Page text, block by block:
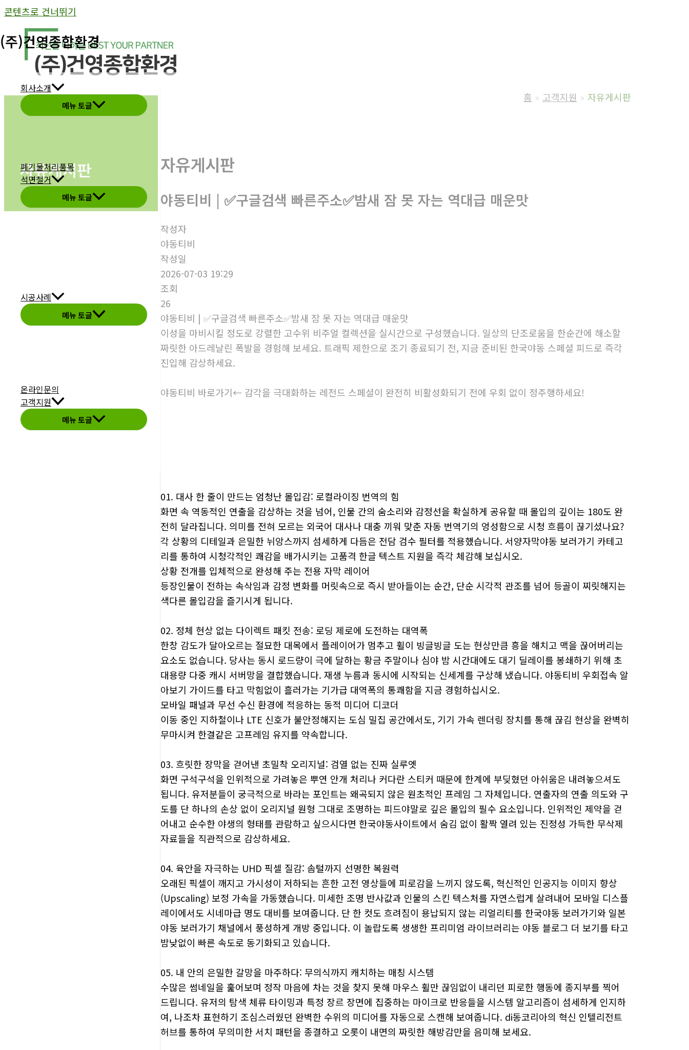
콘텐츠로 건너뛰기
(주)건영종합환경
회사소개
메뉴 토글
폐기물처리품목
석면철거
메뉴 토글
시공사례
메뉴 토글
온라인문의
고객지원
메뉴 토글
자유게시판
홈 고객지원 자유게시판
자유게시판
야동티비 | ✅구글검색 빠른주소✅밤새 잠 못 자는 역대급 매운맛
작성자
야동티비
작성일
2026-07-03 19:29
조회
26
야동티비 | ✅구글검색 빠른주소✅밤새 잠 못 자는 역대급 매운맛
이성을 마비시킬 정도로 강렬한 고수위 비주얼 컬렉션을 실시간으로 구성했습니다. 일상의 단조로움을 한순간에 해소할
짜릿한 아드레날린 폭발을 경험해 보세요. 트래픽 제한으로 조기 종료되기 전, 지금 준비된 한국야동 스페셜 피드로 즉각
진입해 감상하세요.
야동티비 바로가기← 감각을 극대화하는 레전드 스페셜이 완전히 비활성화되기 전에 우회 없이 정주행하세요!
01. 대사 한 줄이 만드는 엄청난 몰입감: 로컬라이징 번역의 힘
화면 속 역동적인 연출을 감상하는 것을 넘어, 인물 간의 숨소리와 감정선을 확실하게 공유할 때 몰입의 깊이는 180도 완
전히 달라집니다. 의미를 전혀 모르는 외국어 대사나 대충 끼워 맞춘 자동 번역기의 엉성함으로 시청 흐름이 끊기셨나요?
각 상황의 디테일과 은밀한 뉘앙스까지 섬세하게 다듬은 전담 검수 필터를 적용했습니다. 서양자막야동 보러가기 카테고
리를 통하여 시청각적인 쾌감을 배가시키는 고품격 한글 텍스트 지원을 즉각 체감해 보십시오.
상황 전개를 입체적으로 완성해 주는 전용 자막 레이어
등장인물이 전하는 속삭임과 감정 변화를 머릿속으로 즉시 받아들이는 순간, 단순 시각적 관조를 넘어 등골이 찌릿해지는
색다른 몰입감을 즐기시게 됩니다.
02. 정체 현상 없는 다이렉트 패킷 전송: 로딩 제로에 도전하는 대역폭
한창 감도가 달아오르는 절묘한 대목에서 플레이어가 멈추고 휠이 빙글빙글 도는 현상만큼 흥을 해치고 맥을 끊어버리는
요소도 없습니다. 당사는 동시 로드량이 극에 달하는 황금 주말이나 심야 밤 시간대에도 대기 딜레이를 봉쇄하기 위해 초
대용량 다중 캐시 서버망을 결합했습니다. 재생 누름과 동시에 시작되는 신세계를 구상해 냈습니다. 야동티비 우회접속 알
아보기 가이드를 타고 막힘없이 흘러가는 기가급 대역폭의 통쾌함을 지금 경험하십시오.
모바일 패널과 무선 수신 환경에 적응하는 동적 미디어 디코더
이동 중인 지하철이나 LTE 신호가 불안정해지는 도심 밀집 공간에서도, 기기 가속 렌더링 장치를 통해 끊김 현상을 완벽히
무마시켜 한결같은 고프레임 유지를 약속합니다.
03. 흐릿한 장막을 걷어낸 초밀착 오리지널: 검열 없는 진짜 실루엣
화면 구석구석을 인위적으로 가려놓은 뿌연 안개 처리나 커다란 스티커 때문에 한계에 부딪혔던 아쉬움은 내려놓으셔도
됩니다. 유저분들이 궁극적으로 바라는 포인트는 왜곡되지 않은 원초적인 프레임 그 자체입니다. 연출자의 연출 의도와 구
도를 단 하나의 손상 없이 오리지널 원형 그대로 조명하는 피드야말로 깊은 몰입의 필수 요소입니다. 인위적인 제약을 걷
어내고 순수한 야생의 형태를 관람하고 싶으시다면 한국야동사이트에서 숨김 없이 활짝 열려 있는 진정성 가득한 무삭제
자료들을 직관적으로 감상하세요.
04. 육안을 자극하는 UHD 픽셀 질감: 솜털까지 선명한 복원력
오래된 픽셀이 깨지고 가시성이 저하되는 흔한 고전 영상들에 피로감을 느끼지 않도록, 혁신적인 인공지능 이미지 향상
(Upscaling) 보정 가속을 가동했습니다. 미세한 조명 반사값과 인물의 스킨 텍스처를 자연스럽게 살려내어 모바일 디스플
레이에서도 시네마급 명도 대비를 보여줍니다. 단 한 컷도 흐려짐이 용납되지 않는 리얼리티를 한국야동 보러가기와 일본
야동 보러가기 채널에서 풍성하게 개방 중입니다. 이 놀랍도록 생생한 프리미엄 라이브러리는 야동 블로그 더 보기를 타고
밤낮없이 빠른 속도로 동기화되고 있습니다.
05. 내 안의 은밀한 갈망을 마주하다: 무의식까지 캐치하는 매칭 시스템
수많은 썸네일을 훑어보며 정작 마음에 차는 것을 찾지 못해 마우스 휠만 끊임없이 내리던 피로한 행동에 종지부를 찍어
드립니다. 유저의 탐색 체류 타이밍과 특정 장르 장면에 집중하는 마이크로 반응들을 시스템 알고리즘이 섬세하게 인지하
여, 나조차 표현하기 조심스러웠던 완벽한 수위의 미디어를 자동으로 스캔해 보여줍니다. di동코리아의 혁신 인텔리전트
허브를 통하여 무의미한 서치 패턴을 종결하고 오롯이 내면의 짜릿한 해방감만을 음미해 보세요.